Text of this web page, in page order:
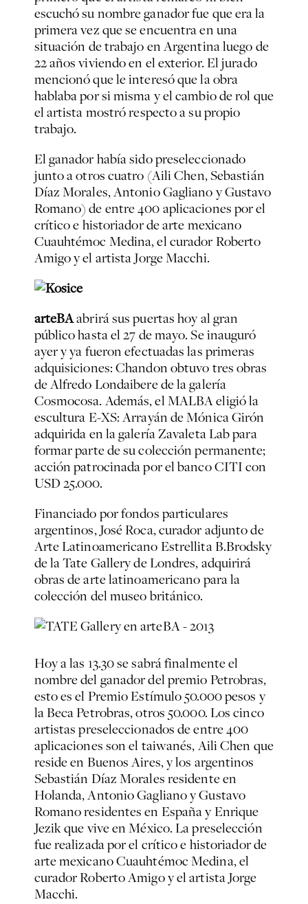
escuchó su nombre ganador fue que era la
primera vez que se encuentra en una
situación de trabajo en Argentina luego de
22 años viviendo en el exterior. El jurado
mencionó que le interesó que la obra
hablaba por si misma y el cambio de rol que
el artista mostró respecto a su propio
trabajo.
El ganador había sido preseleccionado
junto a otros cuatro (Aili Chen, Sebastián
Díaz Morales, Antonio Gagliano y Gustavo
Romano) de entre 400 aplicaciones por el
crítico e historiador de arte mexicano
Cuauhtémoc Medina, el curador Roberto
Amigo y el artista Jorge Macchi.
arteBAabrirá sus puertas hoy al gran
público hasta el 27 de mayo. Se inauguró
ayer y ya fueron efectuadas las primeras
adquisiciones: Chandon obtuvo tres obras
de Alfredo Londaibere de la galería
Cosmocosa. Además, el MALBA eligió la
escultura E-XS: Arrayán de Mónica Girón
adquirida en la galería Zavaleta Lab para
formar parte de su colección permanente;
acción patrocinada por el banco CITI con
USD 25.000.
Financiado por fondos particulares
argentinos, José Roca, curador adjunto de
Arte Latinoamericano Estrellita B.Brodsky
de la Tate Gallery de Londres, adquirirá
obras de arte latinoamericano para la
colección del museo británico.
Hoy a las 13.30 se sabrá finalmente el
nombre del ganador del premio Petrobras,
esto es el Premio Estímulo 50.000 pesos y
la Beca Petrobras, otros 50.000. Los cinco
artistas preseleccionados de entre 400
aplicaciones son el taiwanés, Aili Chen que
reside en Buenos Aires, y los argentinos
Sebastián Díaz Morales residente en
Holanda, Antonio Gagliano y Gustavo
Romano residentes en España y Enrique
Jezik que vive en México. La preselección
fue realizada por el crítico e historiador de
arte mexicano Cuauhtémoc Medina, el
curador Roberto Amigo y el artista Jorge
Macchi.